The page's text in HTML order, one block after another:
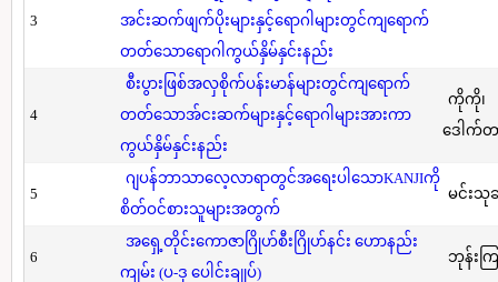
3
အင်းဆက်ဖျက်ပိုးများနှင့်ရောဂါများတွင်ကျရောက်
တတ်သောရောဂါကွယ်နှိမ်နှင်းနည်း
4
စီးပွားဖြစ်အလှစိုက်ပန်းမာန်များတွင်ကျရောက်
တတ်သောအ်ငးဆက်များနှင့်ရောဂါများအားကာ
ကွယ်နှိမ်နှင်းနည်း
ကိုကို၊
ဒေါက်တ
5
ဂျပန်ဘာသာလေ့လာရာတွင်အရေးပါသောKANJIကို
စိတ်ဝင်စားသူများအတွက်
မင်းသုခ
6
အရှေ့တိုင်းကောဇာဂြိုဟ်စီးဂြိုဟ်နင်း ဟောနည်း
ကျမ်း (ပ-ဒု ပေါင်းချုပ်)
ဘုန်းက